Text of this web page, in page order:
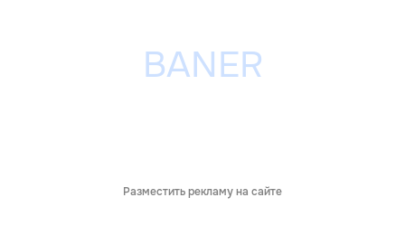
Разместить рекламу на сайте